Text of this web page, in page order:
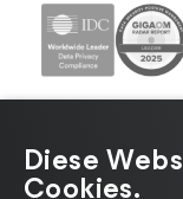
Diese
Cookies.